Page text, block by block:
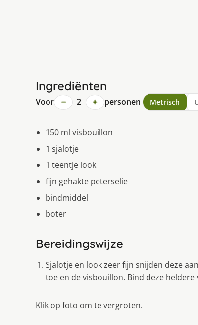
Ingrediënten
Voor − 2 + personen Metrisch
150 ml visbouillon
1 sjalotje
1 teentje look
fijn gehakte peterselie
bindmiddel
boter
Bereidingswijze
Sjalotje en look zeer fijn snijden deze
toe en de visbouillon. Bind deze heldere
Klik op foto om te vergroten.